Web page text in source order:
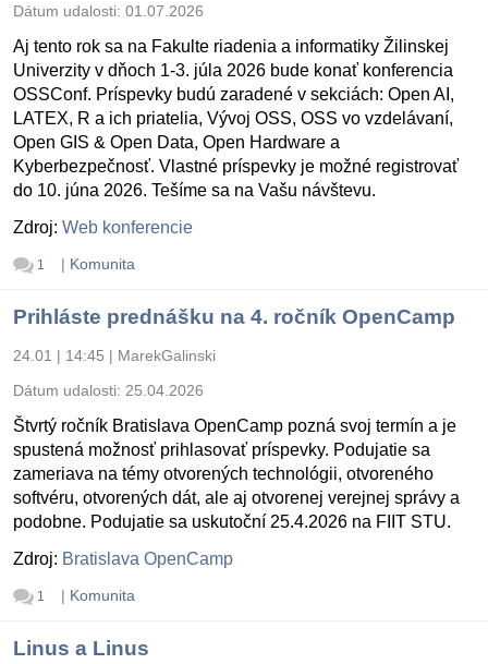
Dátum udalosti: 01.07.2026
Aj tento rok sa na Fakulte riadenia a informatiky Žilinskej
Univerzity v dňoch 1-3. júla 2026 bude konať konferencia
OSSConf. Príspevky budú zaradené v sekciách: Open AI,
LATEX, R a ich priatelia, Vývoj OSS, OSS vo vzdelávaní,
Open GIS & Open Data, Open Hardware a
Kyberbezpečnosť. Vlastné príspevky je možné registrovať
do 10. júna 2026. Tešíme sa na Vašu návštevu.
Zdroj: Web konferencie
1 | Komunita
Prihláste prednášku na 4. ročník OpenCamp
24.01 | 14:45 | MarekGalinski
Dátum udalosti: 25.04.2026
Štvrtý ročník Bratislava OpenCamp pozná svoj termín a je
spustená možnosť prihlasovať príspevky. Podujatie sa
zameriava na témy otvorených technológii, otvoreného
softvéru, otvorených dát, ale aj otvorenej verejnej správy a
podobne. Podujatie sa uskutoční 25.4.2026 na FIIT STU.
Zdroj: Bratislava OpenCamp
1 | Komunita
Linus a Linus